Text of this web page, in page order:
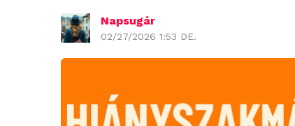
Napsugár
02/27/2026 1:53 DE.